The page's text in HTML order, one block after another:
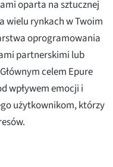
oparta na sztucznej
wielu rynkach w Twoim
oprogramowania
partnerskimi lub
celem Epure
wpływem emocji i
użytkownikom, którzy